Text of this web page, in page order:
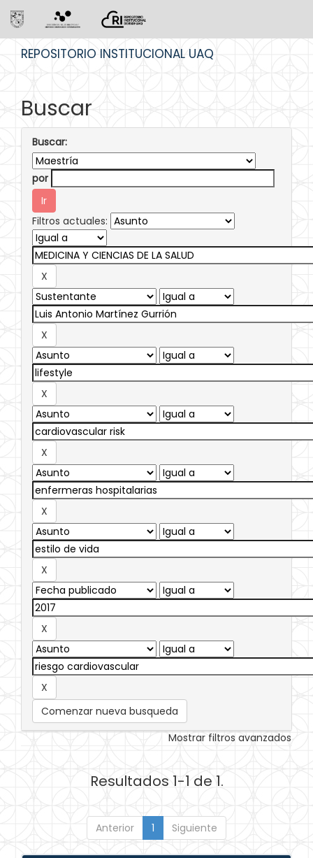
REPOSITORIO INSTITUCIONAL UAQ
Buscar
Buscar:
por
Filtros actuales:
Comenzar nueva busqueda
Mostrar filtros avanzados
Resultados 1-1 de 1.
Anterior 1 Siguiente